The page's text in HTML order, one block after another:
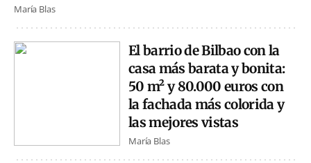
María Blas
El barrio de Bilbao con la
casa más barata y bonita:
50 m² y 80.000 euros con
la fachada más colorida y
las mejores vistas
María Blas